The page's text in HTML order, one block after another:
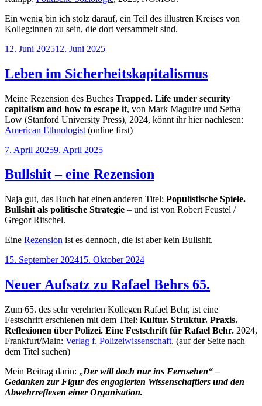
Ein wenig bin ich stolz darauf, ein Teil des illustren Kreises von
Kolleg:innen zu sein, die dort versammelt sind.
Posted
12. Juni 202512. Juni 2025
Leben im Sicherheitskapitalismus
Meine Rezension des Buches Trapped. Life under security
capitalism and how to escape it, von Mark Maguire und Setha
Low (Stanford University Press), 2024, könnt ihr hier nachlesen:
American Ethnologist (online first)
Posted
7. April 20259. April 2025
Bullshit – eine Rezension
Naja gut, das Buch hat einen anderen Titel: Populistische Spiele.
Bullshit als politische Strategie – und ist von Robert Feustel /
Gregor Ritschel.
Eine Rezension ist es dennoch, die ist aber kein Bullshit.
Posted
15. September 202415. Oktober 2024
Neuer Aufsatz zu Rafael Behrs 65.
Zum 65. des sehr verehrten Kollegen Rafael Behr, ist eine
Festschrift erschienen mit dem Titel: Kultur. Struktur. Praxis.
Reflexionen über Polizei. Eine Festschrift für Rafael Behr. 2024,
Frankfurt/Main: Verlag f. Polizeiwissenschaft. (auf der Seite nach
dem Titel suchen)
Mein Beitrag darin: „Der will doch nur ins Fernsehen“ –
Gedanken zur Figur des engagierten Wissenschaftlers und den
Abwehrreflexen einer Organisation.